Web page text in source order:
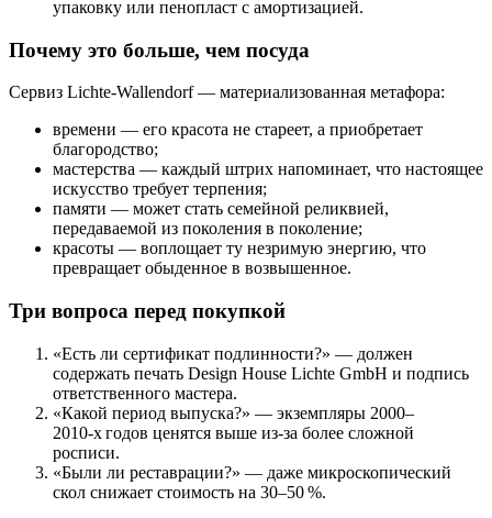
упаковку или пенопласт с амортизацией.
Почему это больше, чем посуда
Сервиз Lichte‑Wallendorf — материализованная метафора:
времени — его красота не стареет, а приобретает
благородство;
мастерства — каждый штрих напоминает, что настоящее
искусство требует терпения;
памяти — может стать семейной реликвией,
передаваемой из поколения в поколение;
красоты — воплощает ту незримую энергию, что
превращает обыденное в возвышенное.
Три вопроса перед покупкой
«Есть ли сертификат подлинности?» — должен
содержать печать Design House Lichte GmbH и подпись
ответственного мастера.
«Какой период выпуска?» — экземпляры 2000–
2010‑х годов ценятся выше из‑за более сложной
росписи.
«Были ли реставрации?» — даже микроскопический
скол снижает стоимость на 30–50 %.